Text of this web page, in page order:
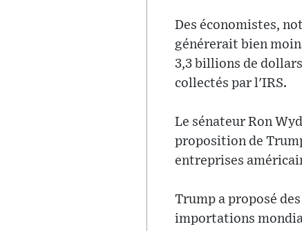
Des économistes,
générerait bien
3,3 billions de
collectés par l'IRS.
Le sénateur Ron
proposition de
entreprises
Trump a proposé
importations